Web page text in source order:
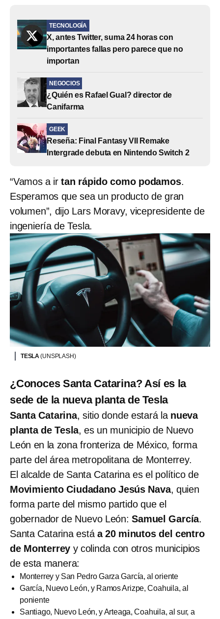
TECNOLOGÍA
X, antes Twitter, suma 24 horas con
importantes fallas pero parece que no
importan
NEGOCIOS
¿Quién es Rafael Gual? director de
Canifarma
GEEK
Reseña: Final Fantasy VII Remake
Intergrade debuta en Nintendo Switch 2
“Vamos a ir tan rápido como podamos.
Esperamos que sea un producto de gran
volumen”, dijo Lars Moravy, vicepresidente de
ingeniería de Tesla.
TESLA(UNSPLASH)
¿Conoces Santa Catarina? Así es la
sede de la nueva planta de Tesla
Santa Catarina, sitio donde estará la nueva
planta de Tesla, es un municipio de Nuevo
León en la zona fronteriza de México, forma
parte del área metropolitana de Monterrey.
El alcalde de Santa Catarina es el político de
Movimiento Ciudadano Jesús Nava, quien
forma parte del mismo partido que el
gobernador de Nuevo León:Samuel García.
Santa Catarina está a 20 minutos del centro
de Monterrey y colinda con otros municipios
de esta manera:
Monterrey y San Pedro Garza García, al oriente
García, Nuevo León, y Ramos Arizpe, Coahuila, al
poniente
Santiago, Nuevo León, y Arteaga, Coahuila, al sur, a